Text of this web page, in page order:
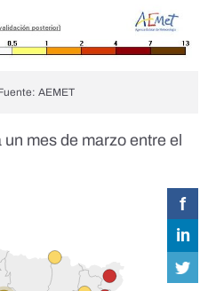
AEMET
mes de marzo entre el